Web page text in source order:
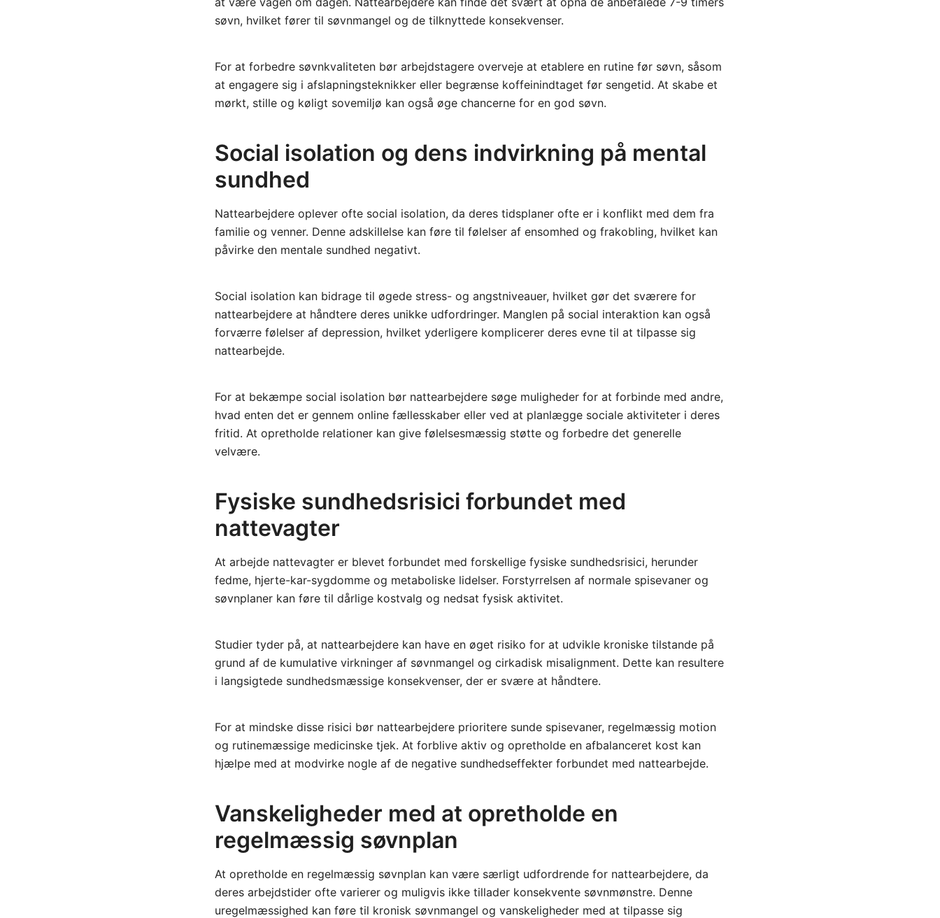
søvn, hvilket fører til søvnmangel og de tilknyttede konsekvenser.
For at forbedre søvnkvaliteten bør arbejdstagere overveje at etablere en rutine før søvn, såsom
at engagere sig i afslapningsteknikker eller begrænse koffeinindtaget før sengetid. At skabe et
mørkt, stille og køligt sovemiljø kan også øge chancerne for en god søvn.
Social isolation og dens indvirkning på mental
sundhed
Nattearbejdere oplever ofte social isolation, da deres tidsplaner ofte er i konflikt med dem fra
familie og venner. Denne adskillelse kan føre til følelser af ensomhed og frakobling, hvilket kan
påvirke den mentale sundhed negativt.
Social isolation kan bidrage til øgede stress- og angstniveauer, hvilket gør det sværere for
nattearbejdere at håndtere deres unikke udfordringer. Manglen på social interaktion kan også
forværre følelser af depression, hvilket yderligere komplicerer deres evne til at tilpasse sig
nattearbejde.
For at bekæmpe social isolation bør nattearbejdere søge muligheder for at forbinde med andre,
hvad enten det er gennem online fællesskaber eller ved at planlægge sociale aktiviteter i deres
fritid. At opretholde relationer kan give følelsesmæssig støtte og forbedre det generelle
velvære.
Fysiske sundhedsrisici forbundet med
nattevagter
At arbejde nattevagter er blevet forbundet med forskellige fysiske sundhedsrisici, herunder
fedme, hjerte-kar-sygdomme og metaboliske lidelser. Forstyrrelsen af normale spisevaner og
søvnplaner kan føre til dårlige kostvalg og nedsat fysisk aktivitet.
Studier tyder på, at nattearbejdere kan have en øget risiko for at udvikle kroniske tilstande på
grund af de kumulative virkninger af søvnmangel og cirkadisk misalignment. Dette kan resultere
i langsigtede sundhedsmæssige konsekvenser, der er svære at håndtere.
For at mindske disse risici bør nattearbejdere prioritere sunde spisevaner, regelmæssig motion
og rutinemæssige medicinske tjek. At forblive aktiv og opretholde en afbalanceret kost kan
hjælpe med at modvirke nogle af de negative sundhedseffekter forbundet med nattearbejde.
Vanskeligheder med at opretholde en
regelmæssig søvnplan
At opretholde en regelmæssig søvnplan kan være særligt udfordrende for nattearbejdere, da
deres arbejdstider ofte varierer og muligvis ikke tillader konsekvente søvnmønstre. Denne
uregelmæssighed kan føre til kronisk søvnmangel og vanskeligheder med at tilpasse sig